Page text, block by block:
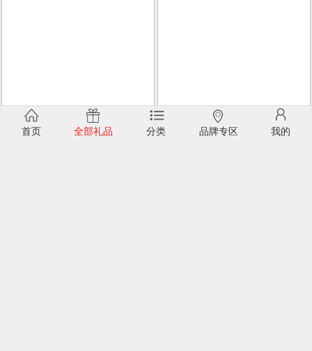
首页 全部礼品 分类 品牌专区 我的